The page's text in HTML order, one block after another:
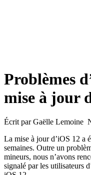
Problèmes
mise à jour
Écrit par Gaëlle Lemoine
La mise à jour d’iOS 12 a
semaines. Outre un
mineurs, nous n’avons
signalé par les utilisateurs